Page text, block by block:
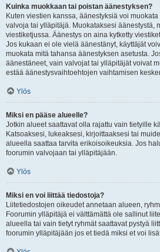
Kuinka muokkaan tai poistan äänestyksen?
Kuten viestien kanssa, äänestyksiä voi
valvoja tai ylläpitäjä. Muokataksesi äänestystä,
viestiketjussa. Äänestys on aina kytketty
Jos kukaan ei ole vielä äänestänyt, käyttäjät
muokata mitä tahansa äänestyksen asetusta.
äänestäneet, vain valvojat tai ylläpitäjät voivat
estää äänestysvaihtoehtojen vaihtamisen
Ylös
Miksi en pääse alueelle?
Jotkin alueet saattavat olla rajattu vain tietyille
Katsoaksesi, lukeaksesi, kirjoittaaksesi tai
alueella saattaa tarvita erikoisoikeuksia. Jos
foorumin valvojaan tai ylläpitäjään.
Ylös
Miksi en voi liittää tiedostoja?
Liitetiedostojen oikeudet annetaan alueen,
Foorumin ylläpitäjä ei välttämättä ole sallinut
alueella tai vain tietyt ryhmät saattavat pystyä
foorumin ylläpitäjään jos et tiedä miksi et voi